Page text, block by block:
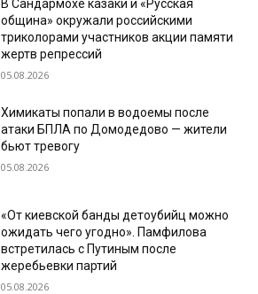
В Сандармохе казаки и «Русская
община» окружали российскими
триколорами участников акции памяти
жертв репрессий
05.08.2026
Химикаты попали в водоемы после
атаки БПЛА по Домодедово — жители
бьют тревогу
05.08.2026
«От киевской банды детоубийц можно
ожидать чего угодно». Памфилова
встретилась с Путиным после
жеребьевки партий
05.08.2026